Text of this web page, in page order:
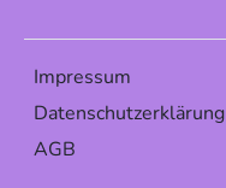
Impressum
Datenschutzerklärung
AGB